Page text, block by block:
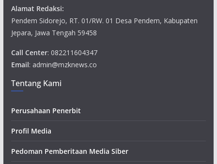
Alamat Redaksi:
Pendem Sidorejo, RT. 01/RW. 01 Desa Pendem, Kabupaten
Jepara, Jawa Tengah 59458
Call Center: 082211604347
Email: admin@mzknews.co
Tentang Kami
Perusahaan Penerbit
Profil Media
Pedoman Pemberitaan Media Siber